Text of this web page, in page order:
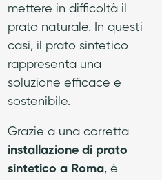
mettere in difficoltà il
prato naturale. In questi
casi, il prato sintetico
rappresenta una
soluzione efficace e
sostenibile.
Grazie a una corretta
installazione di prato
sintetico a Roma, è